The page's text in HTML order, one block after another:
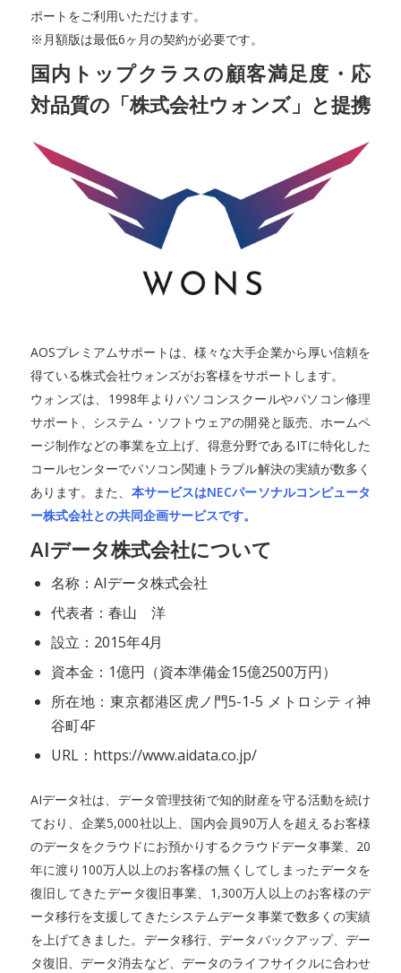
ポートをご利用いただけます。
※月額版は最低6ヶ月の契約が必要です。
国内トップクラスの顧客満足度・応
対品質の「株式会社ウォンズ」と提携
AOSプレミアムサポートは、様々な大手企業から厚い信頼を
得ている株式会社ウォンズがお客様をサポートします。
ウォンズは、1998年よりパソコンスクールやパソコン修理
サポート、システム・ソフトウェアの開発と販売、ホームペ
ージ制作などの事業を立上げ、得意分野であるITに特化した
コールセンターでパソコン関連トラブル解決の実績が数多く
あります。また、 本サービスはNECパーソナルコンピュータ
ー株式会社との共同企画サービスです。
AIデータ株式会社について
名称：AIデータ株式会社
代表者：春山 洋
設立：2015年4月
資本金：1億円（資本準備金15億2500万円）
所在地：東京都港区虎ノ門5-1-5 メトロシティ神
谷町4F
URL：https://www.aidata.co.jp/
AIデータ社は、データ管理技術で知的財産を守る活動を続け
ており、企業5,000社以上、国内会員90万人を超えるお客様
のデータをクラウドにお預かりするクラウドデータ事業、20
年に渡り100万人以上のお客様の無くしてしまったデータを
復旧してきたデータ復旧事業、1,300万人以上のお客様のデ
ータ移行を支援してきたシステムデータ事業で数多くの実績
を上げてきました。データ移行、データバックアップ、デー
タ復旧、データ消去など、データのライフサイクルに合わせ